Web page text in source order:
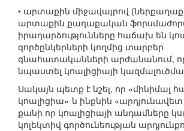
• արտաքին միջավայրով
արտաքին քաղաքական
իրադարձությունները հաճախ են
գործընկերների կողմից տարբեր
գնահատականների արժանանում,
նպաստել կոալիցիայի
Սակայն պետք է նշել, որ «մինիմալ
կոալիցիա»-ն ինքնին
քանի որ կոալիցիայի անդամները
կոլեկտիվ գործունեության